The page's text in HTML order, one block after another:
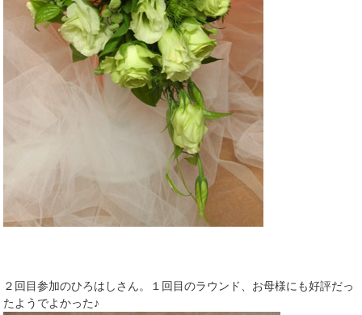
２回目参加のひろはしさん。１回目のラウンド、お母様にも好評だっ
たようでよかった♪